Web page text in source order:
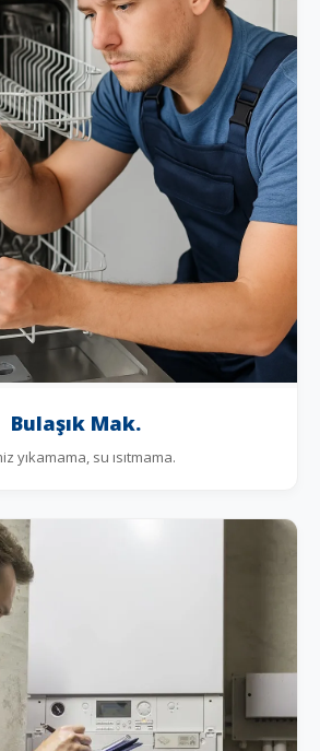
Bulaşık Mak.
yıkamama, su ısıtmama.